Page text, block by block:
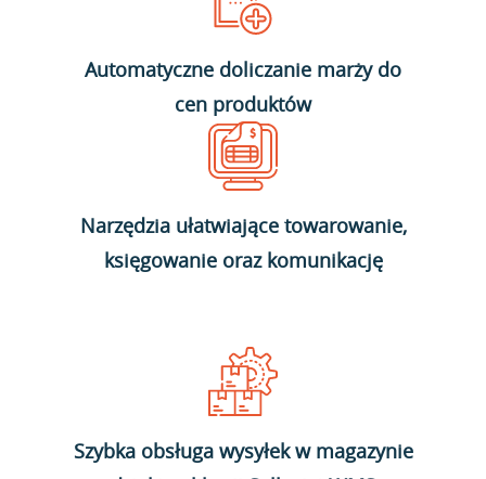
Automatyczne doliczanie marży do
cen produktów
Narzędzia ułatwiające towarowanie,
księgowanie oraz komunikację
Szybka obsługa wysyłek w magazynie